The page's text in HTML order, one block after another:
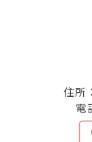
住所
電